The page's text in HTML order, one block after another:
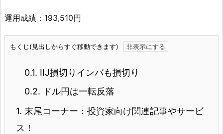
運用成績：193,510円
もくじ(見出しからすぐ移動できます)
0.1. IIJ損切りインバも損切り
0.2. ドル円は一転反落
1. 末尾コーナー：投資家向け関連記事やサービ
ス！